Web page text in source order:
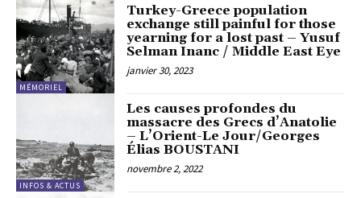
MÉMORIEL
Turkey-Greece population
exchange still painful for those
yearning for a lost past – Yusuf
Selman Inanc / Middle East Eye
janvier 30, 2023
INFOS & ACTUS
Les causes profondes du
massacre des Grecs d’Anatolie
– L’Orient-Le Jour/Georges
Élias BOUSTANI
novembre 2, 2022